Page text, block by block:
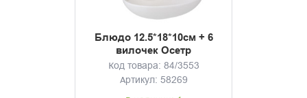
Блюдо 12.5*18*10см + 6
вилочек Осетр
Код товара: 84/3553
Артикул: 58269